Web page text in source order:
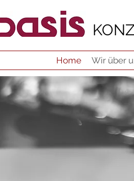
Home Wir über